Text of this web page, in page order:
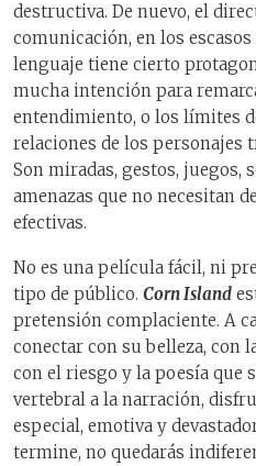
destructiva. De nuevo, el
comunicación, en los
lenguaje tiene cierto
mucha intención para
entendimiento, o los límites
relaciones de los personajes
Son miradas, gestos, juegos,
amenazas que no necesitan
efectivas.
No es una película fácil, ni
tipo de público. Corn Island
pretensión complaciente. A
conectar con su belleza, con
con el riesgo y la poesía que
vertebral a la narración,
especial, emotiva y
termine, no quedarás